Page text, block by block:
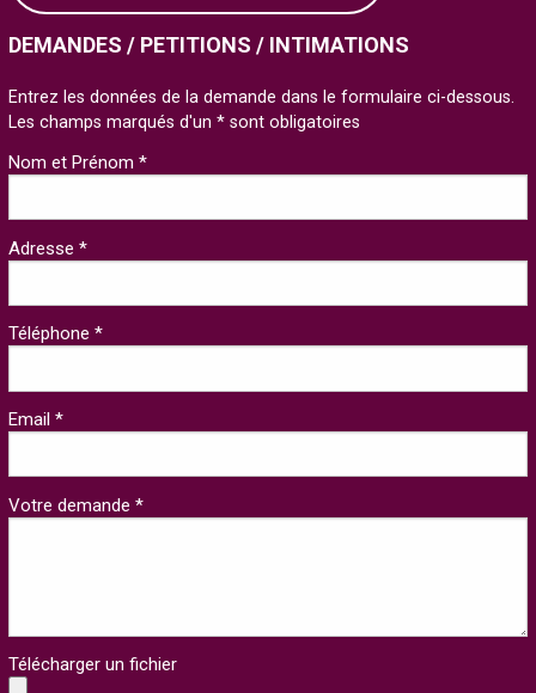
DEMANDES / PETITIONS / INTIMATIONS
Entrez les données de la demande dans le formulaire ci-dessous.
Les champs marqués d'un * sont obligatoires
Nom et Prénom *
Adresse *
Téléphone *
Email *
Votre demande *
Télécharger un fichier